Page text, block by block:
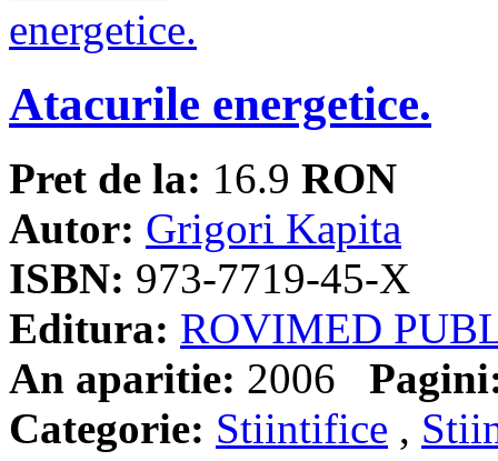
Atacurile energetice.
Pret de la: 16.9 RON
Autor: Grigori Kapita
ISBN: 973-7719-45-X
Editura: ROVIMED
An aparitie: 2006
Categorie: Stiintifice ,